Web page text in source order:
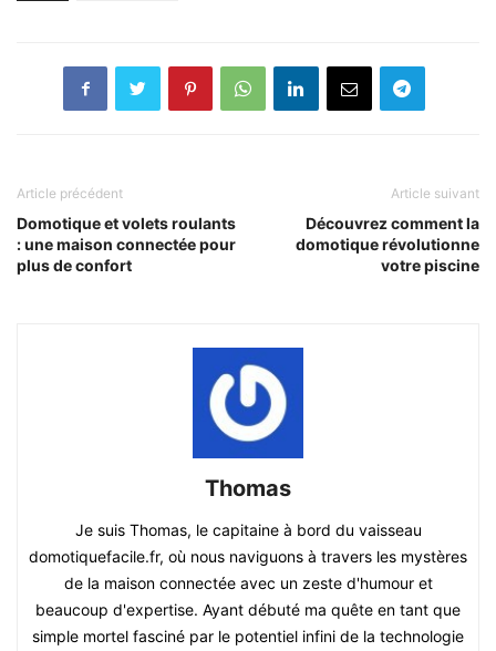
Article précédent
Domotique et volets roulants
: une maison connectée pour
plus de confort
Article suivant
Découvrez comment la
domotique révolutionne
votre piscine
Thomas
Je suis Thomas, le capitaine à bord du vaisseau
domotiquefacile.fr, où nous naviguons à travers les mystères
de la maison connectée avec un zeste d'humour et
beaucoup d'expertise. Ayant débuté ma quête en tant que
simple mortel fasciné par le potentiel infini de la technologie